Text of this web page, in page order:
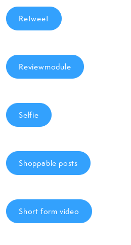
Retweet
Reviewmodule
Selfie
Shoppable posts
Short form video